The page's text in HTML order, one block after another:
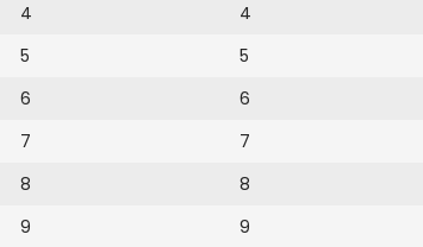
4
5
6
7
8
9
4
5
6
7
8
9